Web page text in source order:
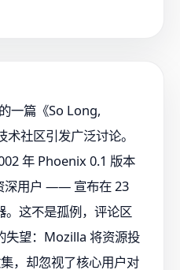
一篇《So Long,
社区引发广泛讨论。
年 Phoenix 0.1 版本
深用户 —— 宣布在 23
。这不是孤例，评论区
失望：Mozilla 将资源投
，却忽视了核心用户对